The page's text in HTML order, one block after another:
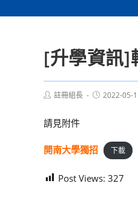
[升學資訊]
Post註冊組長
Post2022-05-
請見附件
開南大學獨招 下載
Post Views: 327